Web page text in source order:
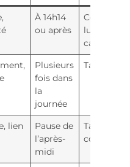
À 14h14
ou après
Coin
lumineux,
carnet
Plusieurs
fois dans
la
journée
Tapis,
lien
Pause de
l’après-
midi
Table
commune